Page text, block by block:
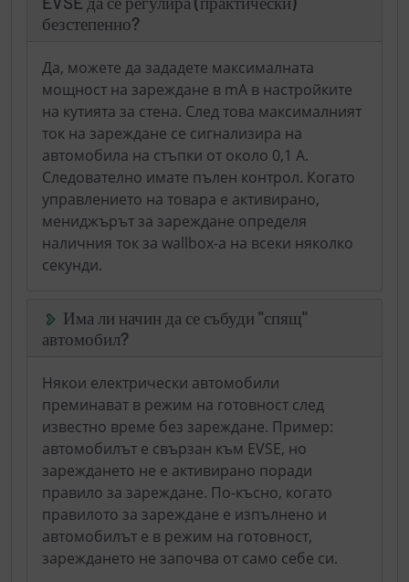
безстепенно?
Да, можете да зададете максималната
мощност на зареждане в mA в настройките
на кутията за стена. След това максималният
ток на зареждане се сигнализира на
автомобила на стъпки от около 0,1 А.
Следователно имате пълен контрол. Когато
управлението на товара е активирано,
мениджърът за зареждане определя
наличния ток за wallbox-а на всеки няколко
секунди.
Има ли начин да се събуди "спящ"
автомобил?
Някои електрически автомобили
преминават в режим на готовност след
известно време без зареждане. Пример:
автомобилът е свързан към EVSE, но
зареждането не е активирано поради
правило за зареждане. По-късно, когато
правилото за зареждане е изпълнено и
автомобилът е в режим на готовност,
зареждането не започва от само себе си.